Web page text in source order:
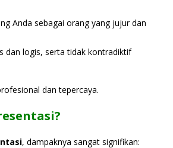
Anda sebagai orang yang jujur dan
dan logis, serta tidak kontradiktif
dan tepercaya.
, dampaknya sangat signifikan: